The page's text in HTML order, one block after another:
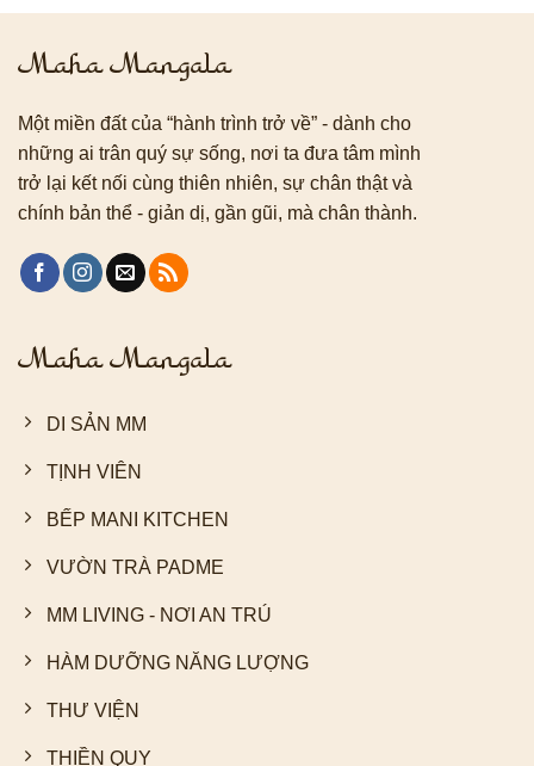
Maha Mangala
Một miền đất của “hành trình trở về” - dành cho
những ai trân quý sự sống, nơi ta đưa tâm mình
trở lại kết nối cùng thiên nhiên, sự chân thật và
chính bản thể - giản dị, gần gũi, mà chân thành.
Maha Mangala
DI SẢN MM
TỊNH VIÊN
BẾP MANI KITCHEN
VƯỜN TRÀ PADME
MM LIVING - NƠI AN TRÚ
HÀM DƯỠNG NĂNG LƯỢNG
THƯ VIỆN
THIỀN QUY